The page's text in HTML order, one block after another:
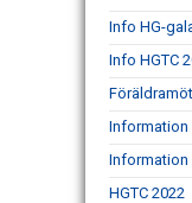
Info HG-
Info HGTC
Information
Information
HGTC 2022